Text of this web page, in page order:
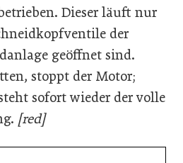
Dieser läuft nur
der
geöffnet sind.
stoppt der Motor;
sofort wieder der volle
[red]